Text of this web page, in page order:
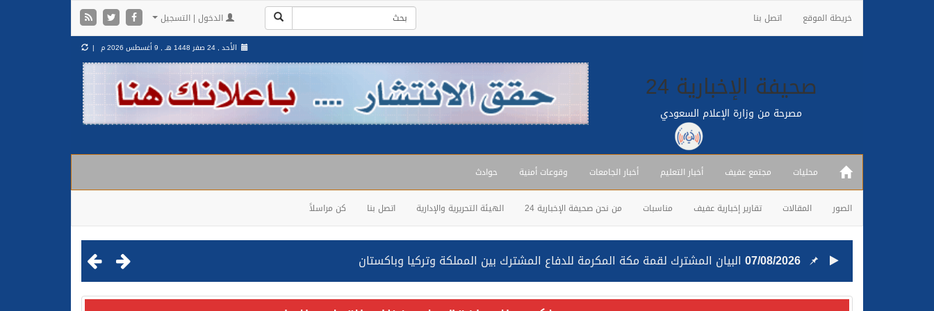
خريطة الموقع اتصل بنا الدخول | التسجيل
صحيفة الإخبارية 24
مصرحة من وزارة الإعلام السعودي
الأحد , 24 صفر 1448 هـ , 9 أغسطس 2026 م |
محليات مجتمع عفيف أخبار التعليم أخبار الجامعات وقوعات أمنية حوادث
الصور المقالات تقارير إخبارية عفيف مناسبات من نحن صحيفة الإخبارية 24 الهيئة التحريرية والإدارية اتصل بنا كن مراسلاً
07/08/2026 البيان المشترك لقمة مكة المكرمة للدفاع المشترك بين المملكة وتركيا وباكستان
25/07/2026قيادة القوات المشتركة للتحالف: نفذنا عملية رد عسكري متناسبة لأهداف عسكرية مشروعة تابعة للمليشيا الحوثية الإرهابية في محافظة الحديدة